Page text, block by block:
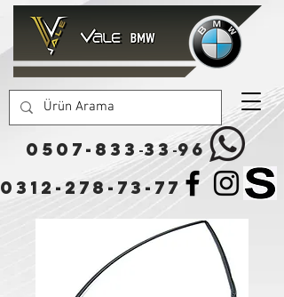
0507-833 -33-96
0312-278-73-77